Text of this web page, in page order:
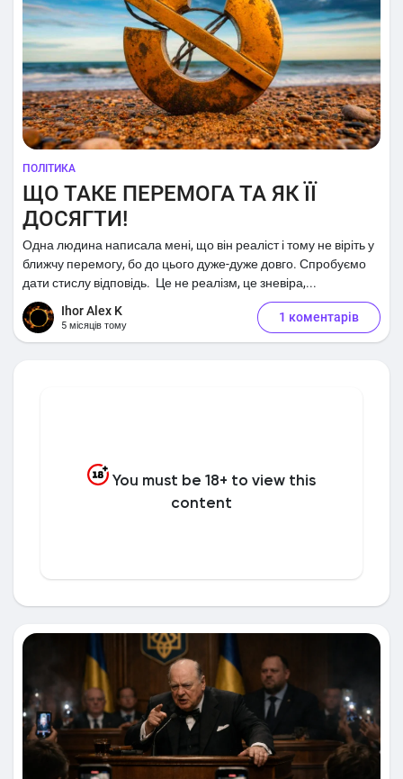
ПОЛІТИКА
ЩО ТАКЕ ПЕРЕМОГА ТА ЯК ЇЇ
ДОСЯГТИ!
Одна людина написала мені, що він реаліст і тому не віріть у
ближчу перемогу, бо до цього дуже-дуже довго. Спробуємо
дати стислу відповідь. Це не реалізм, це зневіра,...
Ihor Alex K
5 місяців тому
1 коментарів
You must be 18+ to view this
content